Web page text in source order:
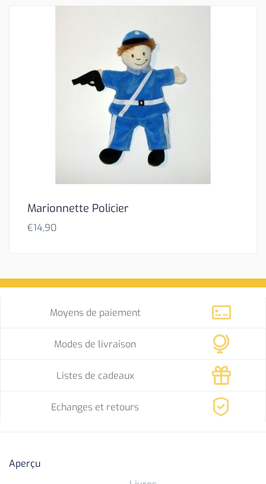
Marionnette Policier
€14,90
Moyens de paiement
Modes de livraison
Listes de cadeaux
Echanges et retours
Aperçu